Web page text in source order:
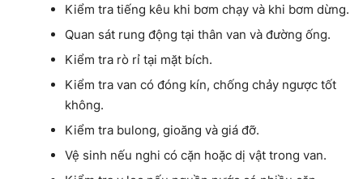
Kiểm tra tiếng kêu khi bơm chạy và khi bơm dừng.
Quan sát rung động tại thân van và đường ống.
Kiểm tra rò rỉ tại mặt bích.
Kiểm tra van có đóng kín, chống chảy ngược tốt
không.
Kiểm tra bulong, gioăng và giá đỡ.
Vệ sinh nếu nghi có cặn hoặc dị vật trong van.